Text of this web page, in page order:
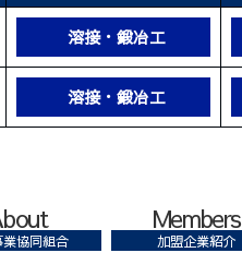
溶接・鍛冶工
溶接・鍛冶工
業協同組合
Members
加盟企業紹介